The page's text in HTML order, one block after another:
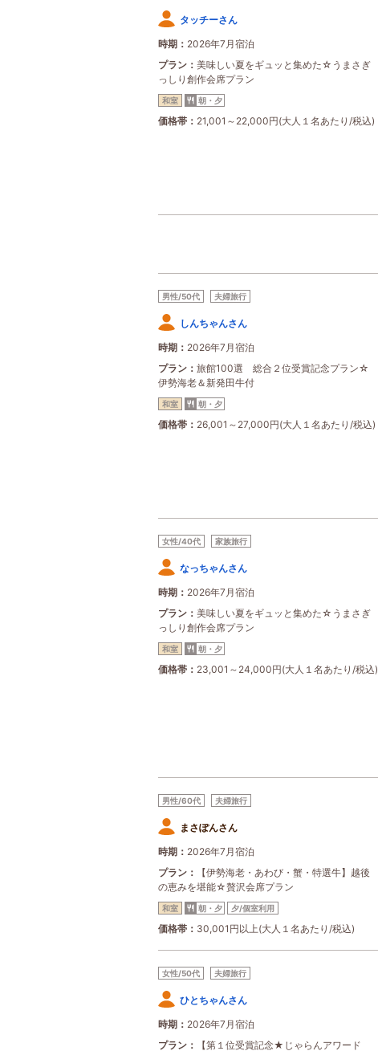
タッチーさん
時期
2026年7月宿泊
プラン
美味しい夏をギュッと集めた☆うまさぎ
っしり創作会席プラン
和室 朝・夕
価格帯 21,001～22,000円(大人１名あたり/税込)
男性/50代 夫婦旅行
しんちゃんさん
時期
2026年7月宿泊
プラン
旅館100選 総合２位受賞記念プラン☆
伊勢海老＆新発田牛付
和室 朝・夕
価格帯 26,001～27,000円(大人１名あたり/税込)
女性/40代 家族旅行
なっちゃんさん
時期
2026年7月宿泊
プラン
美味しい夏をギュッと集めた☆うまさぎ
っしり創作会席プラン
和室 朝・夕
価格帯 23,001～24,000円(大人１名あたり/税込)
男性/60代 夫婦旅行
まさぽんさん
時期
2026年7月宿泊
プラン
【伊勢海老・あわび・蟹・特選牛】越後
の恵みを堪能☆贅沢会席プラン
和室 朝・夕 夕/個室利用
価格帯 30,001円以上(大人１名あたり/税込)
女性/50代 夫婦旅行
ひとちゃんさん
時期
2026年7月宿泊
プラン
【第１位受賞記念★じゃらんアワード